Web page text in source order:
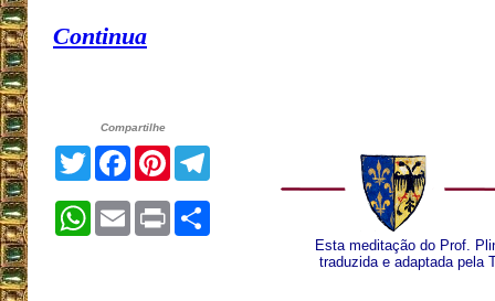
Continua
Compartilhe
TwitterFacebook
Pinterest
WhatsApp
EmailPrint
Esta meditação do Prof.
traduzida e adaptada pela